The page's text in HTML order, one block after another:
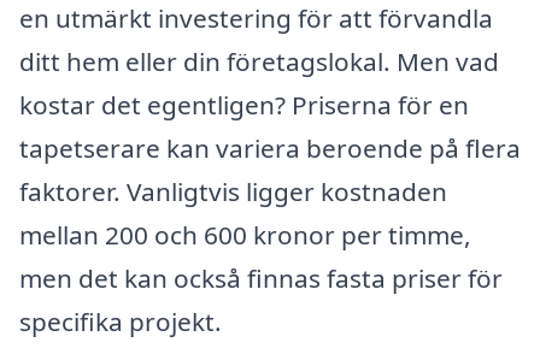
en utmärkt investering för att förvandla
ditt hem eller din företagslokal. Men vad
kostar det egentligen? Priserna för en
tapetserare kan variera beroende på flera
faktorer. Vanligtvis ligger kostnaden
mellan 200 och 600 kronor per timme,
men det kan också finnas fasta priser för
specifika projekt.